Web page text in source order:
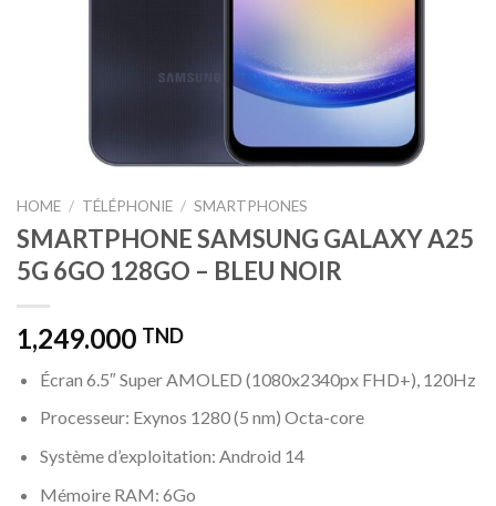
HOME / TÉLÉPHONIE / SMARTPHONES
SMARTPHONE SAMSUNG GALAXY A25
5G 6GO 128GO – BLEU NOIR
1,249.000 TND
Écran 6.5″ Super AMOLED (1080x2340px FHD+), 120Hz
Processeur: Exynos 1280 (5 nm) Octa-core
Système d’exploitation: Android 14
Mémoire RAM: 6Go